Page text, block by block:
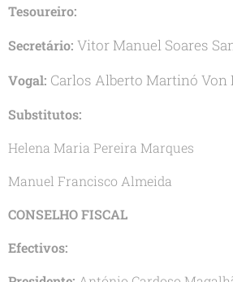
Tesoureiro:
Secretário: Vitor Manuel Soares
Vogal: Carlos Alberto Martinó Von
Substitutos:
Helena Maria Pereira Marques
Manuel Francisco Almeida
CONSELHO FISCAL
Efectivos: